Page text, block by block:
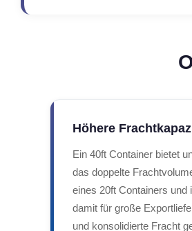
Höhere
Ein 40ft Container bietet
das doppelte
eines 20ft Containers und
damit für große
und konsolidierte Fracht